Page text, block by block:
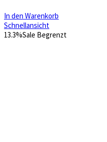
In den Warenkorb
Schnellansicht
13.3%Sale Begrenzt